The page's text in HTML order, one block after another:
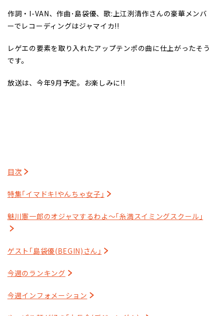
作詞・I-VAN、作曲･島袋優、歌:上江洌清作さんの豪華メンバ
ーでレコーディングはジャマイカ!!
レゲエの要素を取り入れたアップテンポの曲に仕上がったそう
です。
放送は、今年9月予定。お楽しみに!!
目次
特集｢イマドキ!やんちゃ女子｣
魅川憲一郎のオジャマするわよ～｢糸満スイミングスクール｣
ゲスト｢島袋優(BEGIN)さん｣
今週のランキング
今週インフォメーション